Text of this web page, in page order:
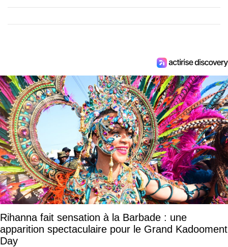
Rihanna fait sensation à la Barbade : une
apparition spectaculaire pour le Grand Kadooment
Day